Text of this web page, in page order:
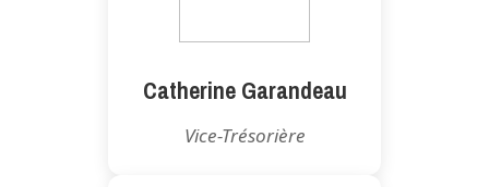
Catherine Garandeau
Vice-Trésorière